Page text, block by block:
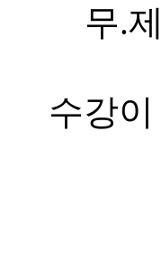
무.
수강